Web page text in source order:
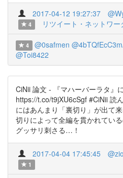
2017-04-12 19:27:37
4
リツイート・ネットワー
4 @0safmen
@Toi8422
CiNii 論文 - 『マハーバーラタ』
https://t.co/t9jXU6cSgf #CiNii 読
にはあんまり「裏切り」が出て
切りによって全編を貫かれてい
グッサリ刺さる…！
2017-04-04 17:45:45
1